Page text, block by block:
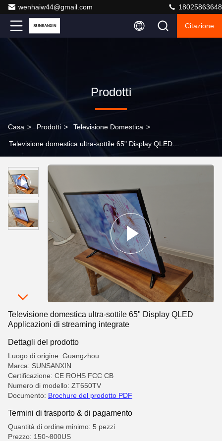
wenhaiw44@gmail.com 18025863648
Citazione
Prodotti
Casa > Prodotti > Televisione Domestica >
Televisione domestica ultra-sottile 65" Display QLED
Televisione domestica ultra-sottile 65" Display QLED
Applicazioni di streaming integrate
Dettagli del prodotto
Luogo di origine: Guangzhou
Marca: SUNSANXIN
Certificazione: CE ROHS FCC CB
Numero di modello: ZT650TV
Documento: Brochure del prodotto PDF
Termini di trasporto & di pagamento
Quantità di ordine minimo: 5 pezzi
Prezzo: 150~800US